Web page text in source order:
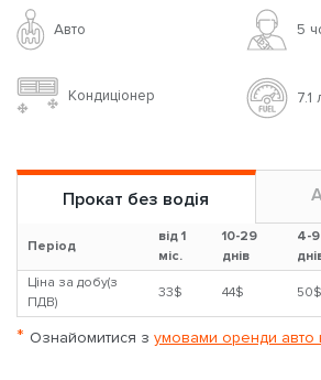
Авто 5
Кондиціонер 7.1
Прокат без водія
Період
від 1
міс.
10-29
днів
4-9
Ціна за добу(з
ПДВ)
33$ 44$ 50$
* Ознайомитися з умовами оренди авто